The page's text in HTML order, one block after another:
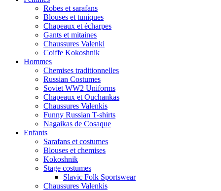
Robes et sarafans
Blouses et tuniques
Chapeaux et écharpes
Gants et mitaines
Chaussures Valenki
Coiffe Kokoshnik
Hommes
Chemises traditionnelles
Russian Costumes
Soviet WW2 Uniforms
Chapeaux et Ouchankas
Chaussures Valenkis
Funny Russian T-shirts
Nagaikas de Cosaque
Enfants
Sarafans et costumes
Blouses et chemises
Kokoshnik
Stage costumes
Slavic Folk Sportswear
Chaussures Valenkis